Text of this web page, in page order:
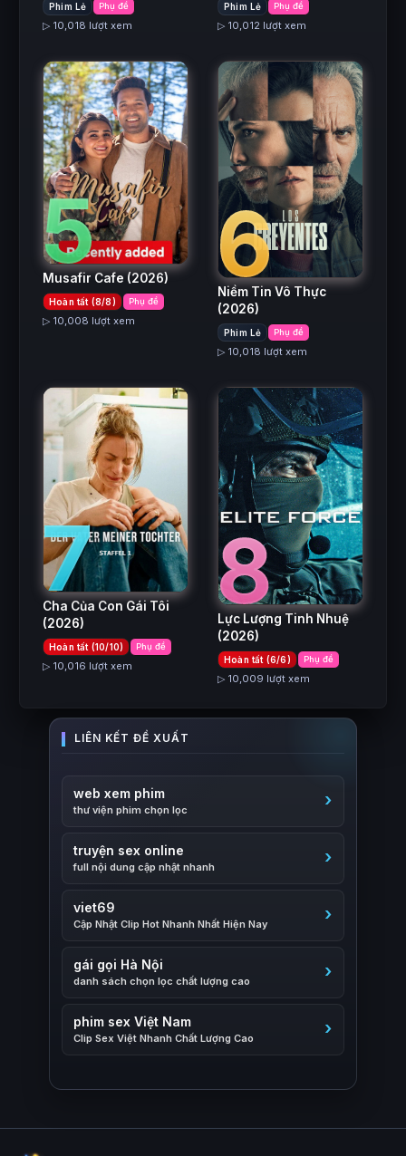
Phim Lẻ Phụ đề
▷ 10,018 lượt xem
Phim Lẻ Phụ đề
▷ 10,012 lượt xem
5
Musafir Cafe (2026)
Hoàn tất (8/8) Phụ đề
▷ 10,008 lượt xem
6
Niềm Tin Vô Thực
(2026)
Phim Lẻ Phụ đề
▷ 10,018 lượt xem
7
Cha Của Con Gái Tôi
(2026)
Hoàn tất (10/10) Phụ đề
▷ 10,016 lượt xem
8
Lực Lượng Tinh Nhuệ
(2026)
Hoàn tất (6/6) Phụ đề
▷ 10,009 lượt xem
web xem phim
thư viện phim chọn lọc
truyện sex online
full nội dung cập nhật nhanh
viet69
Cập Nhật Clip Hot Nhanh Nhất Hiện Nay
gái gọi Hà Nội
danh sách chọn lọc chất lượng cao
phim sex Việt Nam
Clip Sex Việt Nhanh Chất Lượng Cao